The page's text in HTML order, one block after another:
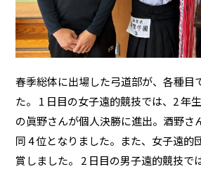
春季総体に出場した弓道部が、各種目
た。 1 日目の女子遠的競技では、2 年
の眞野さんが個人決勝に進出。酒野さ
同 4 位となりました。また、女子遠的
賞しました。 2 日目の男子遠的競技で